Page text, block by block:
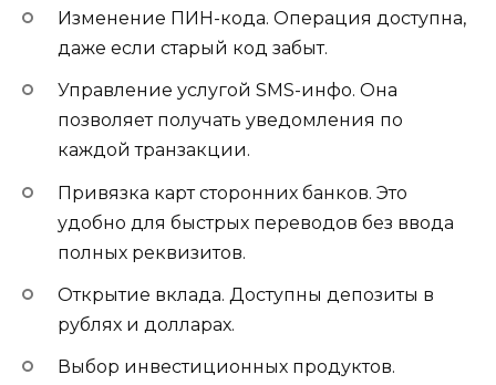
Изменение ПИН-кода. Операция доступна,
даже если старый код забыт.
Управление услугой SMS-инфо. Она
позволяет получать уведомления по
каждой транзакции.
Привязка карт сторонних банков. Это
удобно для быстрых переводов без ввода
полных реквизитов.
Открытие вклада. Доступны депозиты в
рублях и долларах.
Выбор инвестиционных продуктов.